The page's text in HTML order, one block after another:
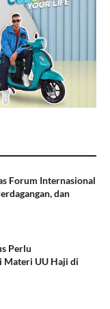
Forum Internasional
dan
Perlu
Materi UU Haji di